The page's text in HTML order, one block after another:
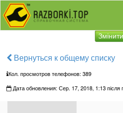
Змінити
Вернуться к общему списку
Кол. просмотров телефонов: 389
Дата обновления: Сер. 17, 2018, 1:13 після